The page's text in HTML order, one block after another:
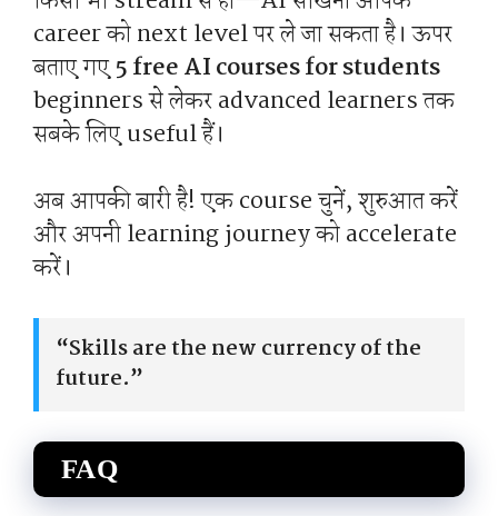
career को next level पर ले जा सकता है। ऊपर
बताए गए5 free AI courses for students
beginners से लेकर advanced learners तक
सबके लिए useful हैं।
अब आपकी बारी है! एक course चुनें, शुरुआत करें
और अपनी learning journey को accelerate
करें।
“Skills are the new currency of the
future.”
FAQ